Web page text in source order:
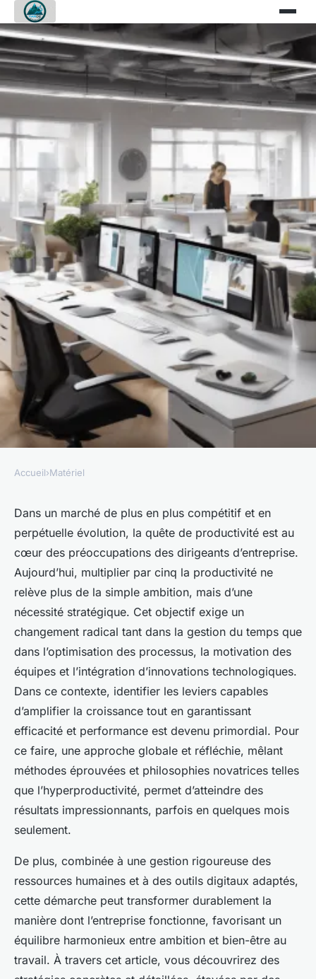
Comment multiplier par 5 la
productivité de votre
entreprise
Victor• 13/04/2026 08:00• 13 min de lecture
Accueil›Matériel
Dans un marché de plus en plus compétitif et en
perpétuelle évolution, la quête de productivité est au
cœur des préoccupations des dirigeants d’entreprise.
Aujourd’hui, multiplier par cinq la productivité ne
relève plus de la simple ambition, mais d’une
nécessité stratégique. Cet objectif exige un
changement radical tant dans la gestion du temps que
dans l’optimisation des processus, la motivation des
équipes et l’intégration d’innovations technologiques.
Dans ce contexte, identifier les leviers capables
d’amplifier la croissance tout en garantissant
efficacité et performance est devenu primordial. Pour
ce faire, une approche globale et réfléchie, mêlant
méthodes éprouvées et philosophies novatrices telles
que l’hyperproductivité, permet d’atteindre des
résultats impressionnants, parfois en quelques mois
seulement.
De plus, combinée à une gestion rigoureuse des
ressources humaines et à des outils digitaux adaptés,
cette démarche peut transformer durablement la
manière dont l’entreprise fonctionne, favorisant un
équilibre harmonieux entre ambition et bien-être au
travail. À travers cet article, vous découvrirez des